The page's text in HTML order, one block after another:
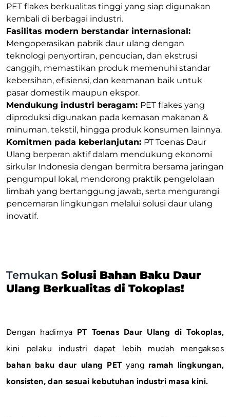
PET flakes berkualitas tinggi yang siap digunakan
kembali di berbagai industri.
Fasilitas modern berstandar internasional:
Mengoperasikan pabrik daur ulang dengan
teknologi penyortiran, pencucian, dan ekstrusi
canggih, memastikan produk memenuhi standar
kebersihan, efisiensi, dan keamanan baik untuk
pasar domestik maupun ekspor.
Mendukung industri beragam: PET flakes yang
diproduksi digunakan pada kemasan makanan &
minuman, tekstil, hingga produk konsumen lainnya.
Komitmen pada keberlanjutan: PT Toenas Daur
Ulang berperan aktif dalam mendukung ekonomi
sirkular Indonesia dengan bermitra bersama jaringan
pengumpul lokal, mendorong praktik pengelolaan
limbah yang bertanggung jawab, serta mengurangi
pencemaran lingkungan melalui solusi daur ulang
inovatif.
Temukan Solusi Bahan Baku Daur
Ulang Berkualitas di Tokoplas!
Dengan hadirnya PT Toenas Daur Ulang di Tokoplas,
kini pelaku industri dapat lebih mudah mengakses
bahan baku daur ulang PETyang ramah lingkungan,
konsisten, dan sesuai kebutuhan industri masa kini.